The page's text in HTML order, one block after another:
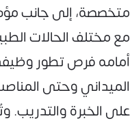
متخصصة، إلى جانب
مع مختلف الحالات
أمامه فرص تطور
الميداني وحتى
على الخبرة والتدريب.